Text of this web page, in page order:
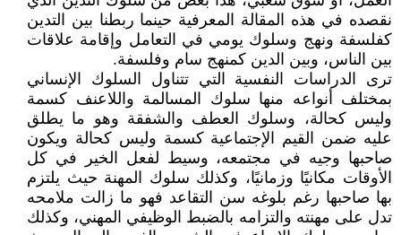
نقصده في هذه المقالة المعرفية حينما ربطنا بين التدين
كفلسفة ونهج وسلوك يومي في التعامل وإقامة علاقات
بين الناس، وبين الدين كمنهج سام وفلسفة.
ترى الدراسات النفسية التي تتناول السلوك الإنساني
بمختلف أنواعه منها سلوك المسالمة واللاعنف كسمة
وليس كحالة، وسلوك العطف والشفقة وهو ما يطلق
عليه ضمن القيم الإجتماعية كسمة وليس كحالة ويكون
صاحبها وجيه في مجتمعه، وسيط لفعل الخير في كل
الأوقات مكانيًا وزمانيًا، وكذلك سلوك المهنة حيث يلتزم
بها صاحبها رغم بلوغه سن التقاعد فهو ما زالت ملامحه
تدل على مهنته والتزامه بالضبط الوظيفي المهني، وكذلك